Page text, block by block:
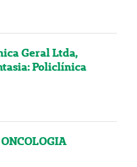
Geral Ltda,
Policlínica